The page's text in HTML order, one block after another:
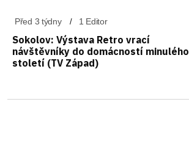
Před 3 týdny 1 Editor
Sokolov: Výstava Retro vrací
návštěvníky do domácností minulého
století (TV Západ)